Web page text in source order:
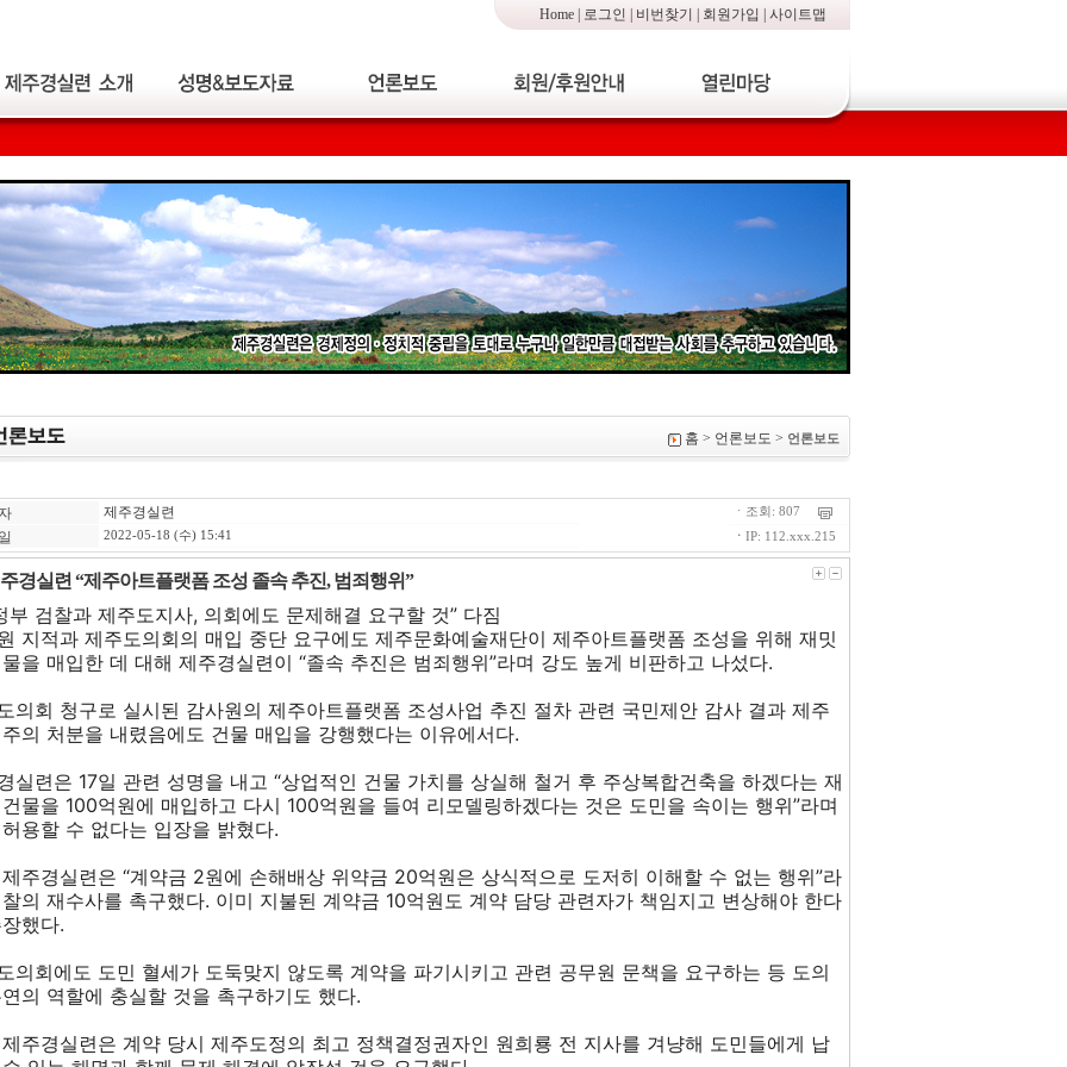
Home 로그인 비번찾기 회원가입 사이트맵
홈 > 언론보도 > 언론보도
제주경실련
2022-05-18 (수) 15:41
ㆍ조회: 807
ㆍ IP: 112.xxx.215
경실련 “제주아트플랫폼 조성 졸속 추진, 범죄행위”
부 검찰과 제주도지사, 의회에도 문제해결 요구할 것” 다짐
지적과 제주도의회의 매입 중단 요구에도 제주문화예술재단이 제주아트플랫폼 조성을 위해 재밋
을 매입한 데 대해 제주경실련이 “졸속 추진은 범죄행위”라며 강도 높게 비판하고 나섰다.
의회 청구로 실시된 감사원의 제주아트플랫폼 조성사업 추진 절차 관련 국민제안 감사 결과 제주
의 처분을 내렸음에도 건물 매입을 강행했다는 이유에서다.
실련은 17일 관련 성명을 내고 “상업적인 건물 가치를 상실해 철거 후 주상복합건축을 하겠다는 재
물을 100억원에 매입하고 다시 100억원을 들여 리모델링하겠다는 것은 도민을 속이는 행위”라며
용할 수 없다는 입장을 밝혔다.
주경실련은 “계약금 2원에 손해배상 위약금 20억원은 상식적으로 도저히 이해할 수 없는 행위”라
의 재수사를 촉구했다. 이미 지불된 계약금 10억원도 계약 담당 관련자가 책임지고 변상해야 한다
했다.
의회에도 도민 혈세가 도둑맞지 않도록 계약을 파기시키고 관련 공무원 문책을 요구하는 등 도의
의 역할에 충실할 것을 촉구하기도 했다.
주경실련은 계약 당시 제주도정의 최고 정책결정권자인 원희룡 전 지사를 겨냥해 도민들에게 납